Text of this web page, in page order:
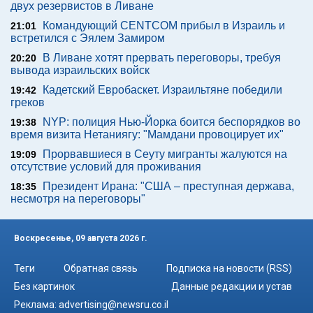
двух резервистов в Ливане
21:01
Командующий CENTCOM прибыл в Израиль и
встретился с Эялем Замиром
20:20
В Ливане хотят прервать переговоры, требуя
вывода израильских войск
19:42
Кадетский Евробаскет. Израильтяне победили
греков
19:38
NYP: полиция Нью-Йорка боится беспорядков во
время визита Нетаниягу: "Мамдани провоцирует их"
19:09
Прорвавшиеся в Сеуту мигранты жалуются на
отсутствие условий для проживания
18:35
Президент Ирана: "США – преступная держава,
несмотря на переговоры"
Воскресенье, 09 августа 2026 г.
Теги Обратная связь
Подписка на новости (RSS)
Без картинок
Данные редакции и устав
Реклама: advertising@newsru.co.il